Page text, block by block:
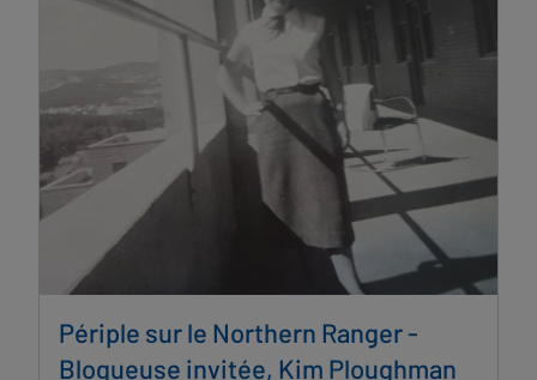
Périple sur le Northern Ranger -
Blogueuse invitée, Kim Ploughman